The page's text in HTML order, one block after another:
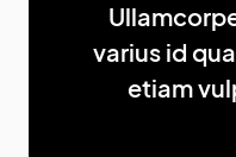
varius id
etiam